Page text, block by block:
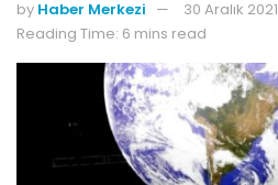
by Haber Merkezi
30 Aralık 2021
Reading Time: 6 mins read